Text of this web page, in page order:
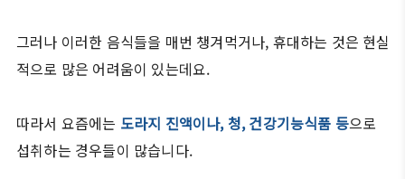
그러나 이러한 음식들을 매번 챙겨먹거나, 휴대하는 것은 현실
적으로 많은 어려움이 있는데요.
따라서 요즘에는 도라지 진액이나, 청, 건강기능식품 등으로
섭취하는 경우들이 많습니다.